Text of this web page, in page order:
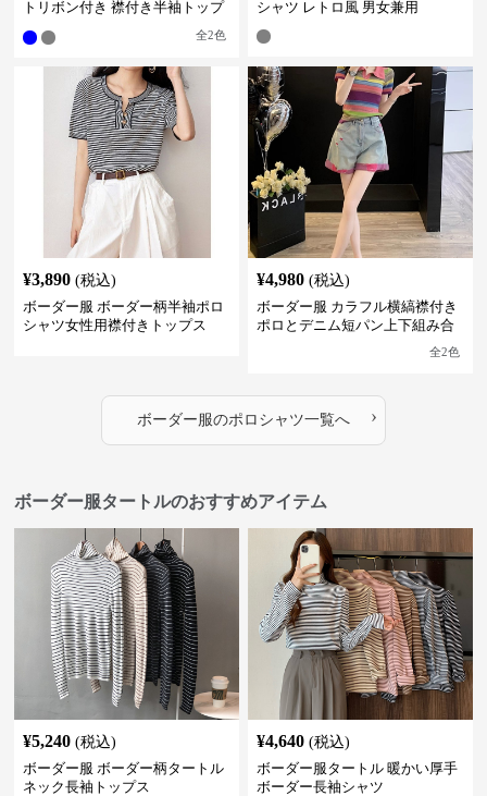
トリボン付き 襟付き半袖トップ
全2色
シャツ レトロ風 男女兼用
¥3,890 (税込)
ボーダー服 ボーダー柄半袖ポロ
シャツ女性用襟付きトップス
¥4,980 (税込)
ボーダー服 カラフル横縞襟付き
ポロとデニム短パン上下組み合
全2色
ボーダー服のポロシャツ一覧へ ›
ボーダー服タートルのおすすめアイテム
¥5,240 (税込)
ボーダー服 ボーダー柄タートル
ネック長袖トップス
¥4,640 (税込)
ボーダー服タートル 暖かい厚手
ボーダー長袖シャツ